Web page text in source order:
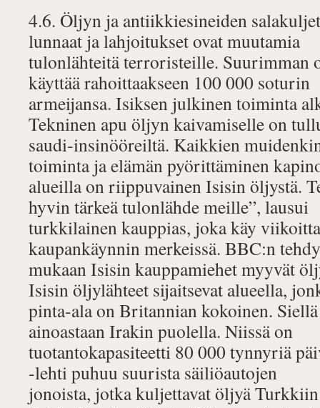
4.6. Öljyn ja antiikkiesineiden
lunnaat ja lahjoitukset ovat muutamia
tulonlähteitä terroristeille. Suurimman
käyttää rahoittaakseen 100 000 soturin
armeijansa. Isiksen julkinen toiminta
Tekninen apu öljyn kaivamiselle on
saudi‐insinööreiltä. Kaikkien
toiminta ja elämän pyörittäminen
alueilla on riippuvainen Isisin öljystä.
hyvin tärkeä tulonlähde meille”, lausui
turkkilainen kauppias, joka käy
kaupankäynnin merkeissä. BBC:n
mukaan Isisin kauppamiehet myyvät
Isisin öljylähteet sijaitsevat alueella,
pinta‐ala on Britannian kokoinen.
ainoastaan Irakin puolella. Niissä on
tuotantokapasiteetti 80 000 tynnyriä
‐lehti puhuu suurista säiliöautojen
jonoista, jotka kuljettavat öljyä